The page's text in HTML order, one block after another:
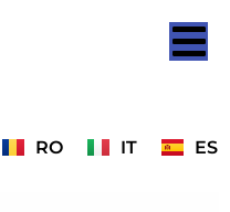
RO IT ES